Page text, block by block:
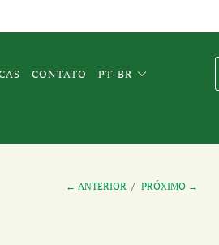
CONTATO PT-BR
← ANTERIOR / PRÓXIMO →